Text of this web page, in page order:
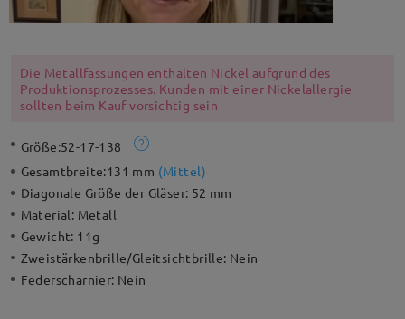
Die Metallfassungen enthalten Nickel aufgrund des
Produktionsprozesses. Kunden mit einer Nickelallergie
sollten beim Kauf vorsichtig sein
Größe:52-17-138
Gesamtbreite:131 mm (Mittel)
Diagonale Größe der Gläser: 52 mm
Material: Metall
Gewicht: 11g
Zweistärkenbrille/Gleitsichtbrille: Nein
Federscharnier: Nein